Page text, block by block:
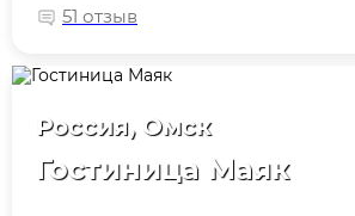
51 отзыв
Россия, Омск
Гостиница Маяк